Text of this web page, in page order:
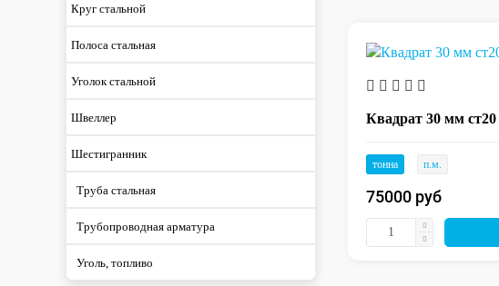
Круг стальной
Полоса стальная
Уголок стальной
Швеллер
Шестигранник
Труба стальная
Трубопроводная арматура
Уголь, топливо
Квадрат 30 мм ст20
тонна п.м.
75000 руб